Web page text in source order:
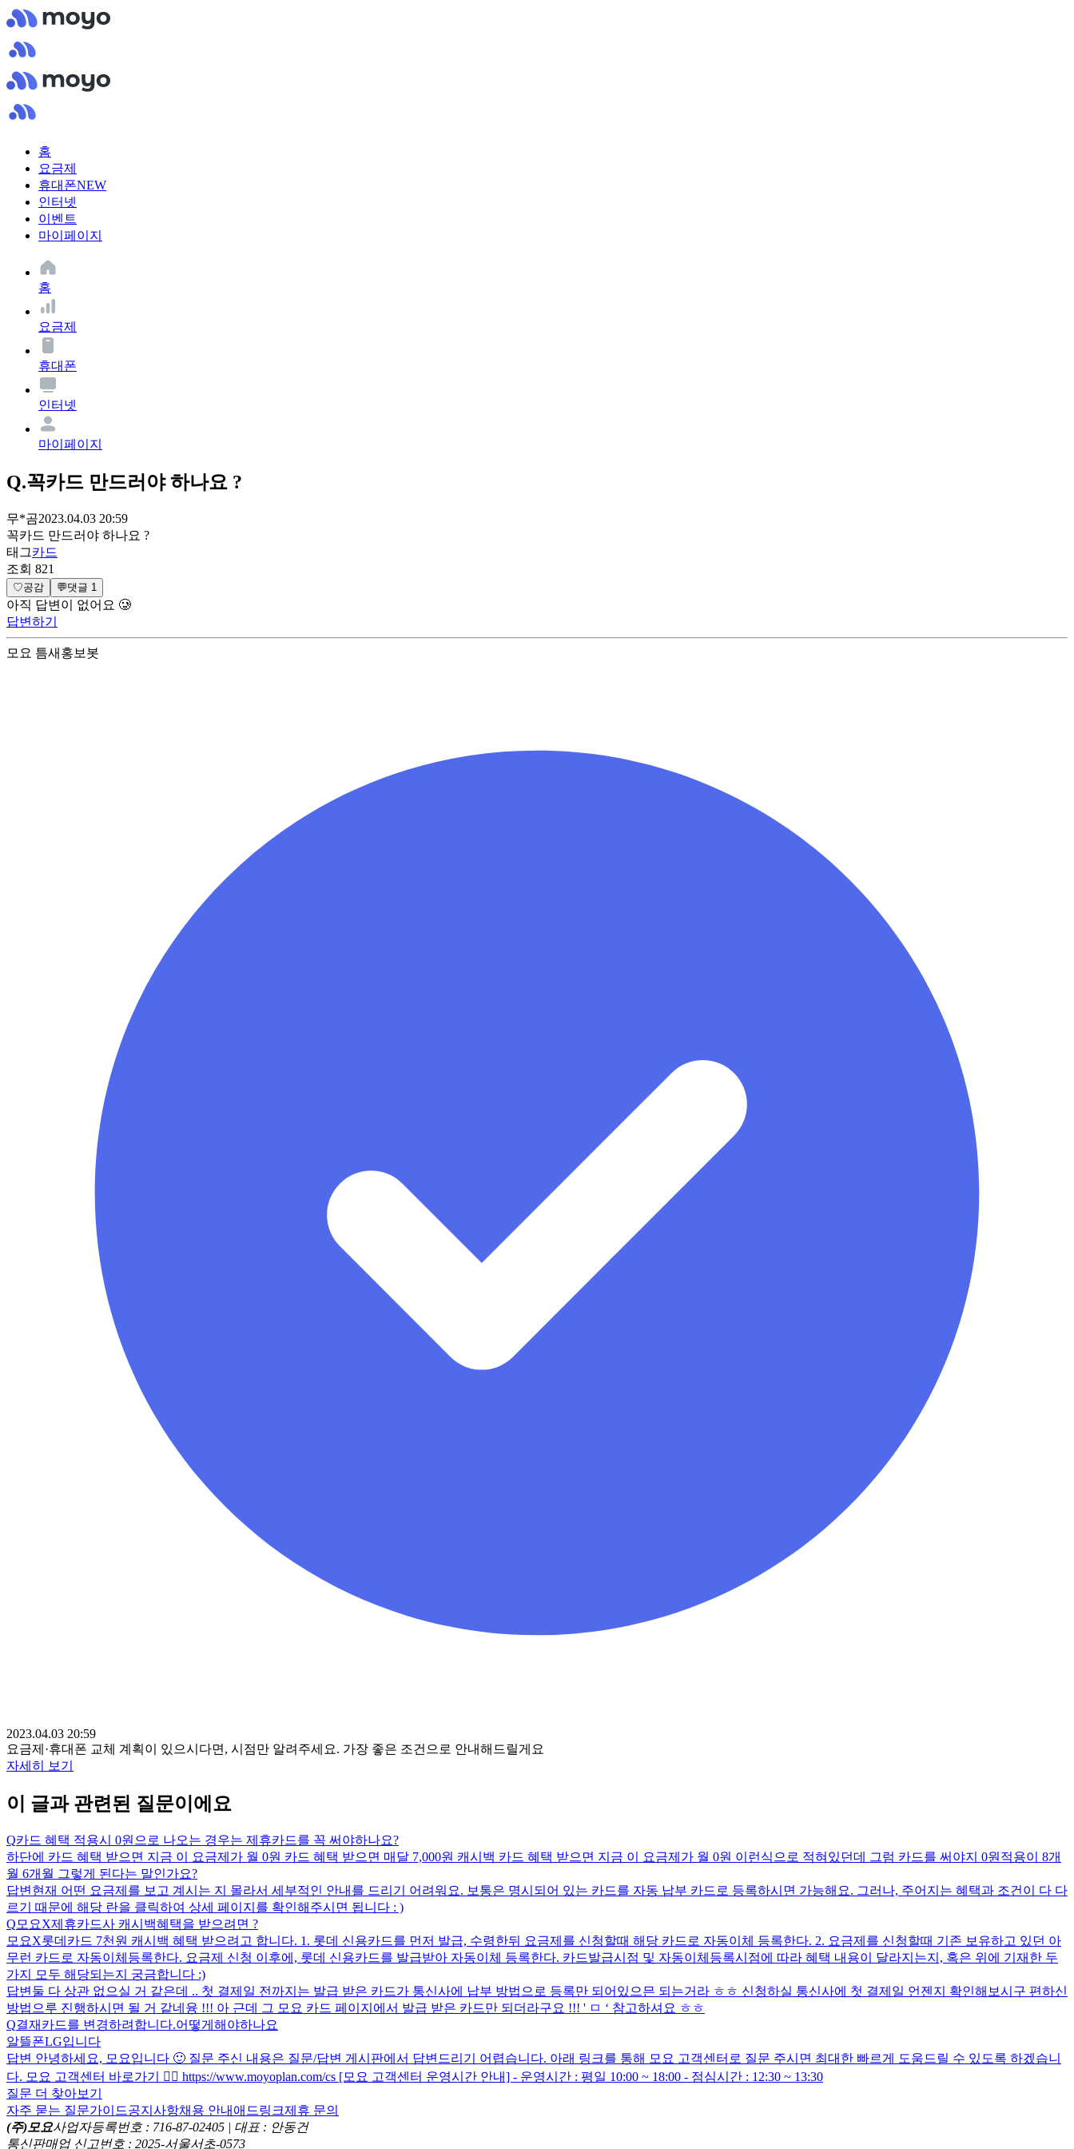
홈
요금제
휴대폰NEW
인터넷
이벤트
마이페이지
홈
요금제
휴대폰
인터넷
마이페이지
Q.꼭카드 만드러야 하나요 ?
무*곰2023.04.03 20:59
꼭카드 만드러야 하나요 ?
태그카드
조회 821
♡공감 💬댓글 1
아직 답변이 없어요 🥲
답변하기
모요 틈새홍보봇
2023.04.03 20:59
요금제·휴대폰 교체 계획이 있으시다면, 시점만 알려주세요. 가장 좋은 조건으로 안내해드릴게요
자세히 보기
이 글과 관련된 질문이에요
Q카드 혜택 적용시 0원으로 나오는 경우는 제휴카드를 꼭 써야하나요?
하단에 카드 혜택 받으면 지금 이 요금제가 월 0원 카드 혜택 받으면 매달 7,000원 캐시백 카드 혜택 받으면 지금 이 요금제가 월 0원 이런식으로 적혀있던데 그럼 카드를 써야지 0원적용이 8개
월 6개월 그렇게 된다는 말인가요?
답변 현재 어떤 요금제를 보고 계시는 지 몰라서 세부적인 안내를 드리기 어려워요. 보통은 명시되어 있는 카드를 자동 납부 카드로 등록하시면 가능해요. 그러나, 주어지는 혜택과 조건이 다 다
르기 때문에 해당 란을 클릭하여 상세 페이지를 확인해주시면 됩니다 : )
Q 모요X제휴카드사 캐시백혜택을 받으려면 ?
모요X롯데카드 7천원 캐시백 혜택 받으려고 합니다. 1. 롯데 신용카드를 먼저 발급, 수령한뒤 요금제를 신청할때 해당 카드로 자동이체 등록한다. 2. 요금제를 신청할때 기존 보유하고 있던 아
무런 카드로 자동이체등록한다. 요금제 신청 이후에, 롯데 신용카드를 발급받아 자동이체 등록한다. 카드발급시점 및 자동이체등록시점에 따라 혜택 내용이 달라지는지, 혹은 위에 기재한 두
가지 모두 해당되는지 궁금합니다 :)
답변 둘 다 상관 없으실 거 같은데 .. 첫 결제일 전까지는 발급 받은 카드가 통신사에 납부 방법으로 등록만 되어있으믄 되는거라 ㅎㅎ 신청하실 통신사에 첫 결제일 언젠지 확인해보시구 편하신
방법으루 진행하시면 될 거 같네융 !!! 아 근데 그 모요 카드 페이지에서 발급 받은 카드만 되더라구요 !!! ' ㅁ ‘ 참고하셔요 ㅎㅎ
Q결재카드를 변경하려합니다.어떻게해야하나요
알뜰폰LG입니다
답변 안녕하세요, 모요입니다 🙂 질문 주신 내용은 질문/답변 게시판에서 답변드리기 어렵습니다. 아래 링크를 통해 모요 고객센터로 질문 주시면 최대한 빠르게 도움드릴 수 있도록 하겠습니
다. 모요 고객센터 바로가기 👉🏻 https://www.moyoplan.com/cs [모요 고객센터 운영시간 안내] - 운영시간 : 평일 10:00 ~ 18:00 - 점심시간 : 12:30 ~ 13:30
질문 더 찾아보기
자주 묻는 질문가이드공지사항채용 안내 애드링크제휴 문의
(주)모요사업자등록번호 : 716-87-02405 | 대표 : 안동건
통신판매업 신고번호 : 2025-서울서초-0573